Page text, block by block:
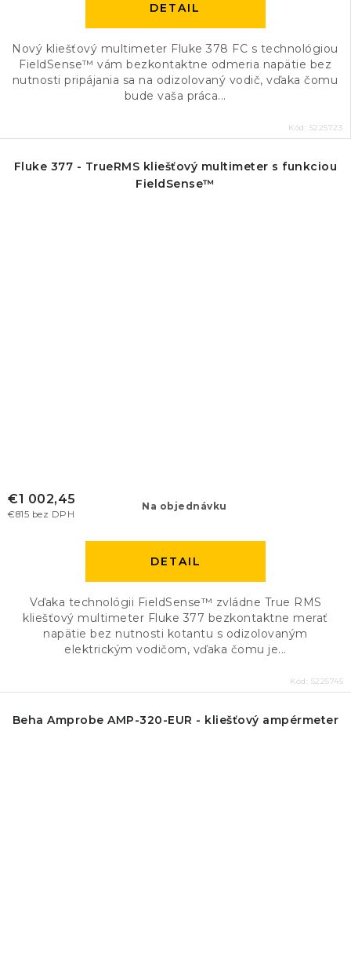
DETAIL
Nový kliešťový multimeter Fluke 378 FC s technológiou
FieldSense™ vám bezkontaktne odmeria napätie bez
nutnosti pripájania sa na odizolovaný vodič, vďaka čomu
bude vaša práca...
Kód: 5225723
Fluke 377 - TrueRMS kliešťový multimeter s funkciou
FieldSense™
Na objednávku
€815 bez DPH
€1 002,45
DETAIL
Vďaka technológii FieldSense™ zvládne True RMS
kliešťový multimeter Fluke 377 bezkontaktne merať
napätie bez nutnosti kotantu s odizolovaným
elektrickým vodičom, vďaka čomu je...
Kód: 5225745
Beha Amprobe AMP-320-EUR - kliešťový ampérmeter